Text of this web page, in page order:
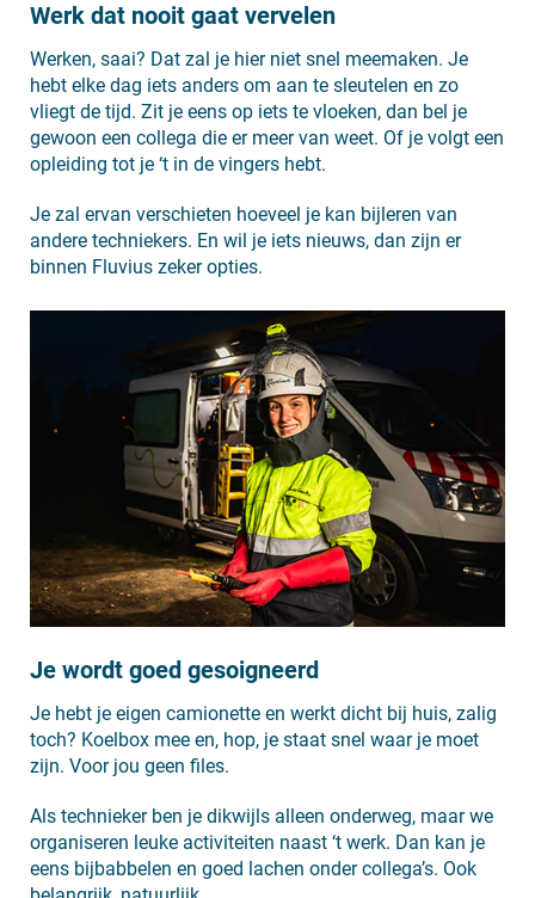
Werk dat nooit gaat vervelen
Werken, saai? Dat zal je hier niet snel meemaken. Je
hebt elke dag iets anders om aan te sleutelen en zo
vliegt de tijd. Zit je eens op iets te vloeken, dan bel je
gewoon een collega die er meer van weet. Of je volgt een
opleiding tot je ‘t in de vingers hebt.
Je zal ervan verschieten hoeveel je kan bijleren van
andere techniekers. En wil je iets nieuws, dan zijn er
binnen Fluvius zeker opties.
Je wordt goed gesoigneerd
Je hebt je eigen camionette en werkt dicht bij huis, zalig
toch? Koelbox mee en, hop, je staat snel waar je moet
zijn. Voor jou geen files.
Als technieker ben je dikwijls alleen onderweg, maar we
organiseren leuke activiteiten naast ‘t werk. Dan kan je
eens bijbabbelen en goed lachen onder collega’s. Ook